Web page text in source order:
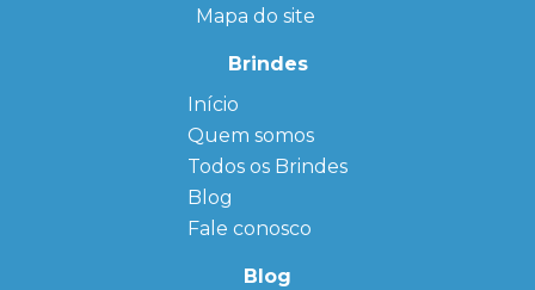
Mapa do site
Brindes
Início
Quem somos
← Back
FAQ
Sitemap
Todos os Brindes
← Back
Agendas
Personalizadas
Personalizado
personalizados
Blog
Fale conosco
Blog